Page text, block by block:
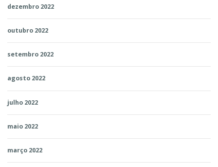
dezembro 2022
outubro 2022
setembro 2022
agosto 2022
julho 2022
maio 2022
março 2022